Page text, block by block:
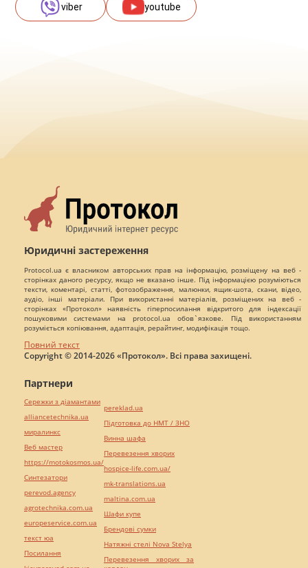
viber youtube
Юридичні застереження
Protocol.ua є власником авторських прав на інформацію, розміщену на веб -
сторінках даного ресурсу, якщо не вказано інше. Під інформацією розуміються
тексти, коментарі, статті, фотозображення, малюнки, ящик-шота, скани, відео,
аудіо, інші матеріали. При використанні матеріалів, розміщених на веб -
сторінках «Протокол» наявність гіперпосилання відкритого для індексації
пошуковими системами на protocol.ua обов`язкове. Під використанням
розуміється копіювання, адаптація, рерайтинг, модифікація тощо.
Повний текст
Copyright © 2014-2026 «Протокол». Всі права захищені.
Партнери
Сережки з діамантами
alliancetechnika.ua
миралинкс
Веб мастер
https://motokosmos.ua/
Синтезатори
perevod.agency
agrotechnika.com.ua
europeservice.com.ua
текст юа
Посилання
pereklad.ua
Підготовка до НМТ / ЗНО
Винна шафа
Перевезення хворих
hospice-life.com.ua/
mk-translations.ua
maltina.com.ua
Шафи купе
Брендові сумки
Натяжні стелі Nova Stelya
Перевезення хворих за